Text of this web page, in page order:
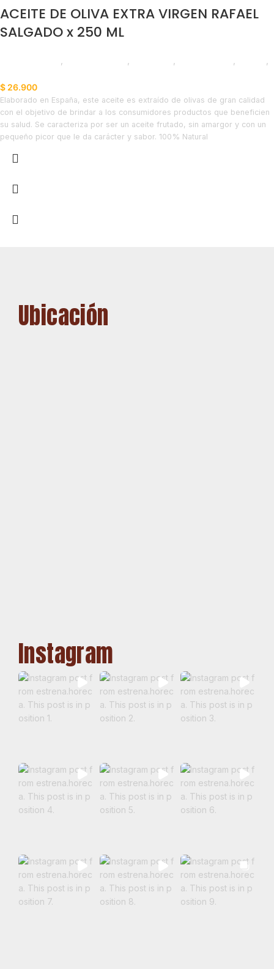
ACEITE DE OLIVA EXTRA VIRGEN RAFAEL
SALGADO x 250 ML
$ 26.900
Elaborado en España, este aceite es extraído de olivas de gran calidad
con el objetivo de brindar a los consumidores productos que beneficien
su salud. Se caracteriza por ser un aceite frutado, sin amargor y con un
pequeño picor que le da carácter y sabor. 100% Natural
Ubicación
Instagram